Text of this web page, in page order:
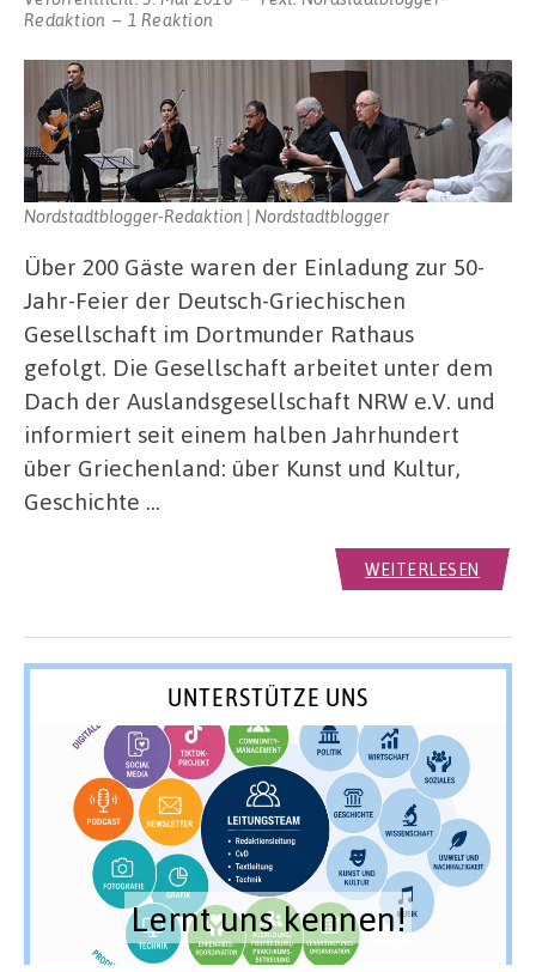
Redaktion
1 Reaktion
Nordstadtblogger-Redaktion | Nordstadtblogger
Über 200 Gäste waren der Einladung zur 50-
Jahr-Feier der Deutsch-Griechischen
Gesellschaft im Dortmunder Rathaus
gefolgt. Die Gesellschaft arbeitet unter dem
Dach der Auslandsgesellschaft NRW e.V. und
informiert seit einem halben Jahrhundert
über Griechenland: über Kunst und Kultur,
Geschichte …
WEITERLESEN
UNTERSTÜTZE UNS
Lernt uns kennen!